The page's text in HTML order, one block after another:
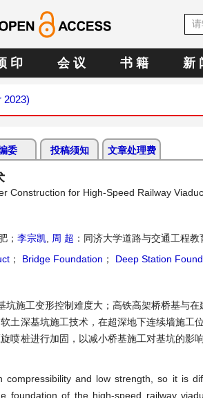
印 会 议 书 籍 新
2023)
委 投稿须知 文章处理费
Construction for High-Speed Railway
； 李宗凯 周 超 ：同济大学道路与交通工程
； Bridge Foundation ； Deep Station
施工变形控制难度大；高铁高架桥桥基与在
土深基坑施工技术，在超深地下连续墙施工
喷桩进行加固，以减小桥基施工对基坑的影
compressibility and low strength, so it is
foundation of the high-speed railway